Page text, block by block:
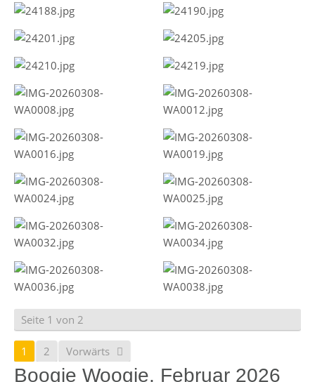
Seite 1 von 2
1 2 Vorwärts
Boogie Woogie, Februar 2026